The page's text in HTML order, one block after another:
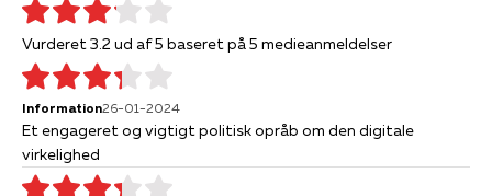
Vurderet 3.2 ud af 5 baseret på 5 medieanmeldelser
Information26-01-2024
Et engageret og vigtigt politisk opråb om den digitale
virkelighed